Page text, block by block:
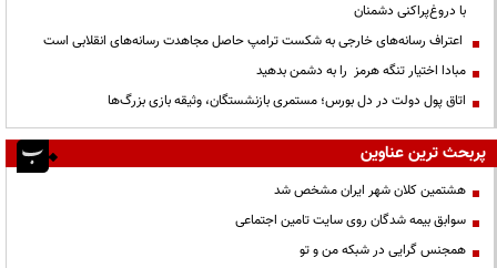
با دروغ‌پراکنی دشمنان
اعتراف رسانه‌های خارجی به شکست ترامپ حاصل مجاهدت رسانه‌های انقلابی است
مبادا اختیار تنگه هرمز را به دشمن بدهید
اتاق پول دولت در دل بورس؛ مستمری بازنشستگان، وثیقه بازی بزرگ‌ها
پربحث ترین عناوین
هشتمین کلان شهر ایران مشخص شد
سوابق بیمه شدگان روی سایت تامین اجتماعی
همجنس گرایی در شبکه من و تو